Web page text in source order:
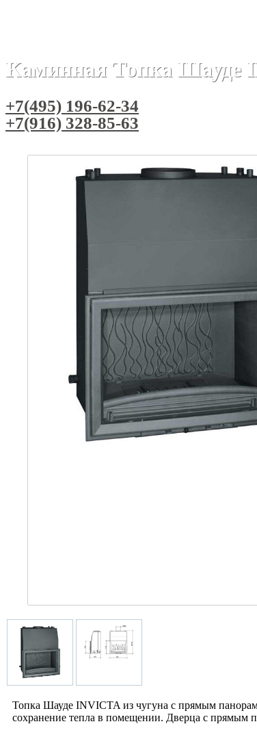
Каминная Топка Шауде
+7(495) 196-62-34
+7(916) 328-85-63
Топка Шауде INVICTA из чугуна с прямым
сохранение тепла в помещении. Дверца с прямым